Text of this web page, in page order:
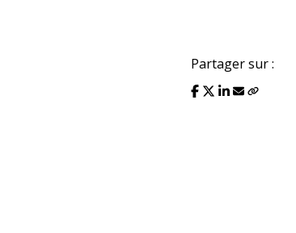
Partager sur :